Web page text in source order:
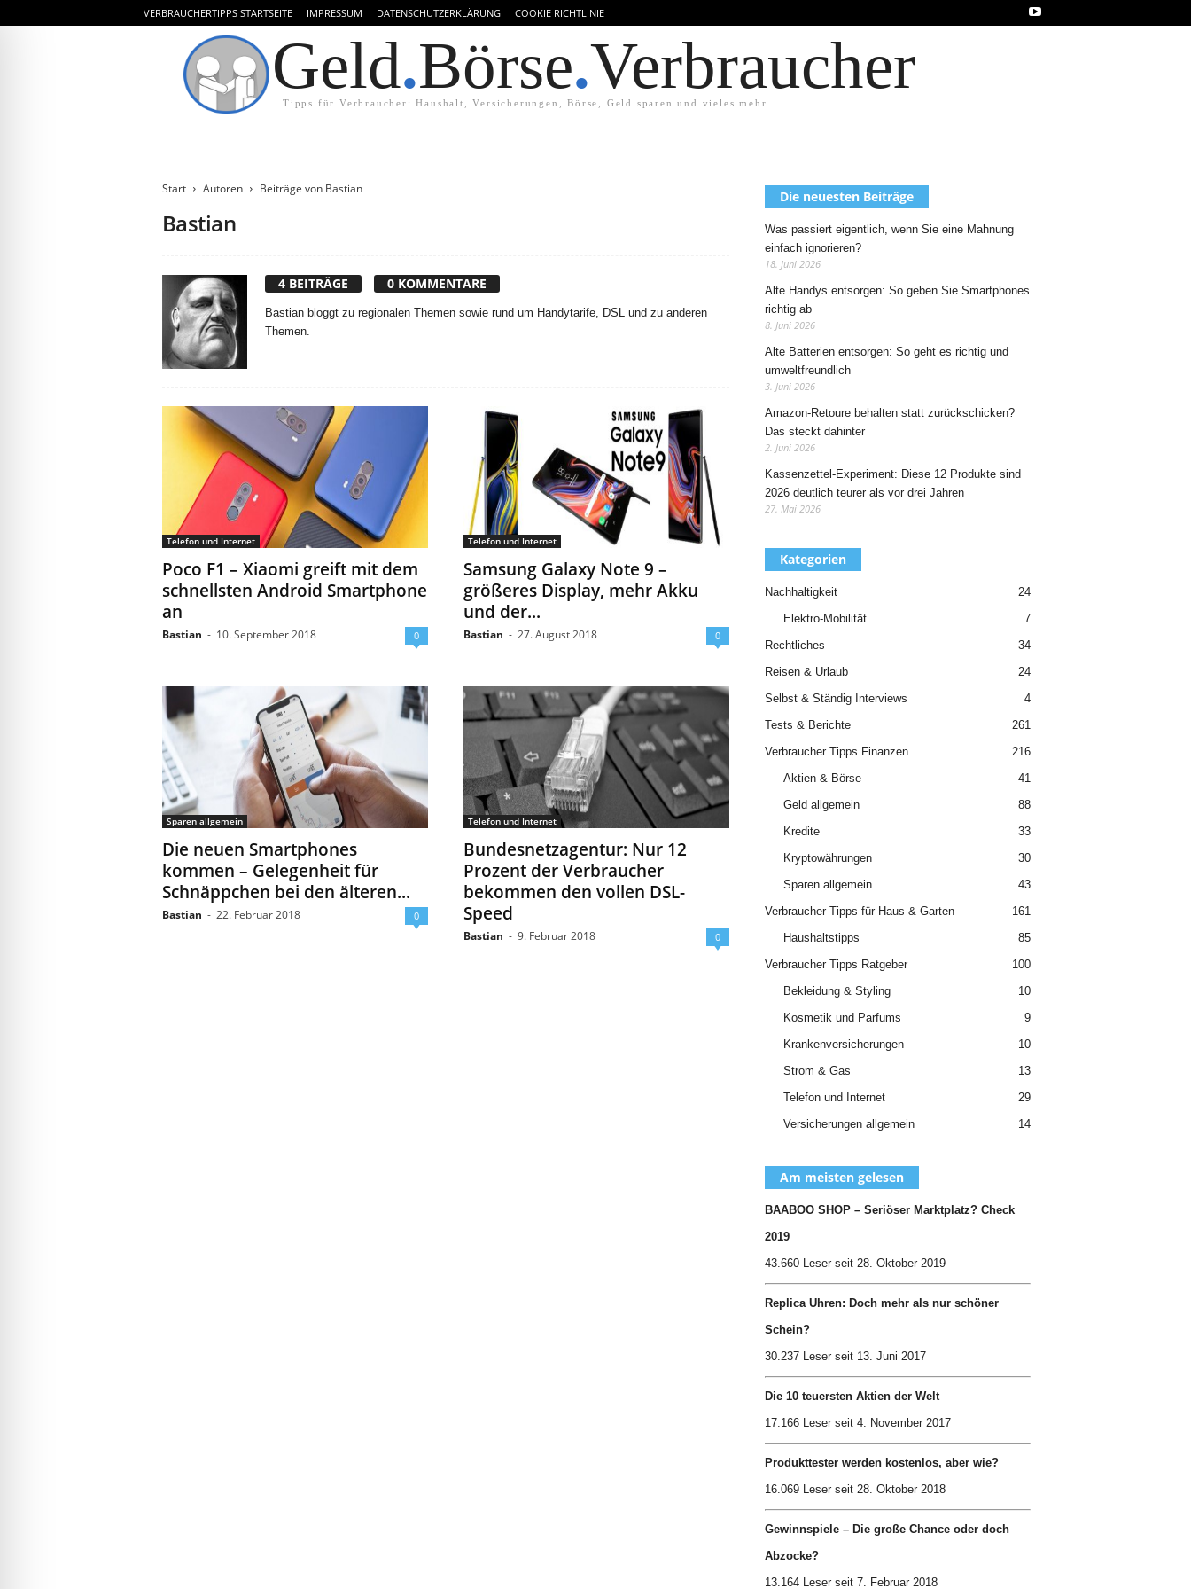
VERBRAUCHERTIPPS STARTSEITE IMPRESSUM DATENSCHUTZERKLÄRUNG COOKIE RICHTLINIE
Geld.Börse.Verbraucher
Tipps für Verbraucher: Haushalt, Versicherungen, Börse, Geld sparen und vieles mehr
Start Autoren Beiträge von Bastian
Bastian
4 BEITRÄGE 0 KOMMENTARE
Bastian bloggt zu regionalen Themen sowie rund um Handytarife, DSL und zu anderen
Themen.
Telefon und Internet
Poco F1 – Xiaomi greift mit dem
schnellsten Android Smartphone
an
Bastian - 10. September 2018 0
Telefon und Internet
Samsung Galaxy Note 9 –
größeres Display, mehr Akku
und der...
Bastian - 27. August 2018 0
Sparen allgemein
Die neuen Smartphones
kommen – Gelegenheit für
Schnäppchen bei den älteren...
Bastian - 22. Februar 2018 0
Telefon und Internet
Bundesnetzagentur: Nur 12
Prozent der Verbraucher
bekommen den vollen DSL-
Speed
Bastian - 9. Februar 2018 0
Die neuesten Beiträge
Was passiert eigentlich, wenn Sie eine Mahnung
einfach ignorieren?
18. Juni 2026
Alte Handys entsorgen: So geben Sie Smartphones
richtig ab
8. Juni 2026
Alte Batterien entsorgen: So geht es richtig und
umweltfreundlich
3. Juni 2026
Amazon-Retoure behalten statt zurückschicken?
Das steckt dahinter
2. Juni 2026
Kassenzettel-Experiment: Diese 12 Produkte sind
2026 deutlich teurer als vor drei Jahren
27. Mai 2026
Kategorien
Nachhaltigkeit
24
Elektro-Mobilität
7
Rechtliches
34
Reisen & Urlaub
24
Selbst & Ständig Interviews
4
Tests & Berichte
261
Verbraucher Tipps Finanzen
216
Aktien & Börse
41
Geld allgemein
88
Kredite
33
Kryptowährungen
30
Sparen allgemein
43
Verbraucher Tipps für Haus & Garten
161
Haushaltstipps
85
Verbraucher Tipps Ratgeber
100
Bekleidung & Styling
10
Kosmetik und Parfums
9
Krankenversicherungen
10
Strom & Gas
13
Telefon und Internet
29
Versicherungen allgemein
14
Am meisten gelesen
BAABOO SHOP – Seriöser Marktplatz? Check
2019
43.660 Leser seit 28. Oktober 2019
Replica Uhren: Doch mehr als nur schöner
Schein?
30.237 Leser seit 13. Juni 2017
Die 10 teuersten Aktien der Welt
17.166 Leser seit 4. November 2017
Produkttester werden kostenlos, aber wie?
16.069 Leser seit 28. Oktober 2018
Gewinnspiele – Die große Chance oder doch
Abzocke?
13.164 Leser seit 7. Februar 2018